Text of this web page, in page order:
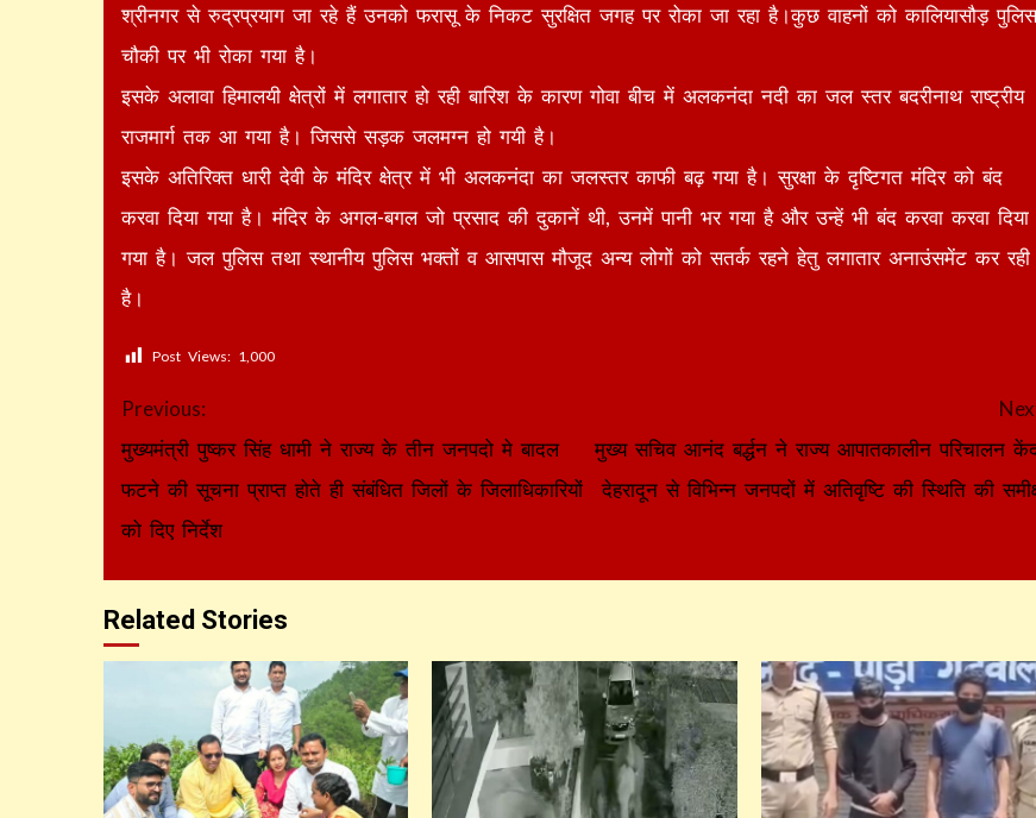
श्रीनगर से रुद्रप्रयाग जा रहे हैं उनको फरासू के निकट सुरक्षित जगह पर रोका जा रहा है।कुछ वाहनों को कालियासौड़ पुलिस
चौकी पर भी रोका गया है।
इसके अलावा हिमालयी क्षेत्रों में लगातार हो रही बारिश के कारण गोवा बीच में अलकनंदा नदी का जल स्तर बदरीनाथ राष्ट्रीय
राजमार्ग तक आ गया है। जिससे सड़क जलमग्न हो गयी है।
इसके अतिरिक्त धारी देवी के मंदिर क्षेत्र में भी अलकनंदा का जलस्तर काफी बढ़ गया है। सुरक्षा के दृष्टिगत मंदिर को बंद
करवा दिया गया है। मंदिर के अगल-बगल जो प्रसाद की दुकानें थी, उनमें पानी भर गया है और उन्हें भी बंद करवा करवा दिया
गया है। जल पुलिस तथा स्थानीय पुलिस भक्तों व आसपास मौजूद अन्य लोगों को सतर्क रहने हेतु लगातार अनाउंसमेंट कर रही
है।
Post Views: 1,000
Continue
Reading
Previous:
मुख्यमंत्री पुष्कर सिंह धामी ने राज्य के तीन जनपदो मे बादल
फटने की सूचना प्राप्त होते ही संबंधित जिलों के जिलाधिकारियों
को दिए निर्देश
मुख्य सचिव आनंद बर्द्धन ने राज्य आपातकालीन परिचालन
देहरादून से विभिन्न जनपदों में अतिवृष्टि की स्थिति की
Related Stories